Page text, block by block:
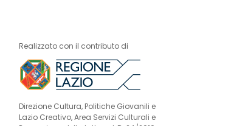
Realizzato con il contributo di
Direzione Cultura, Politiche Giovanili e
Lazio Creativo, Area Servizi Culturali e